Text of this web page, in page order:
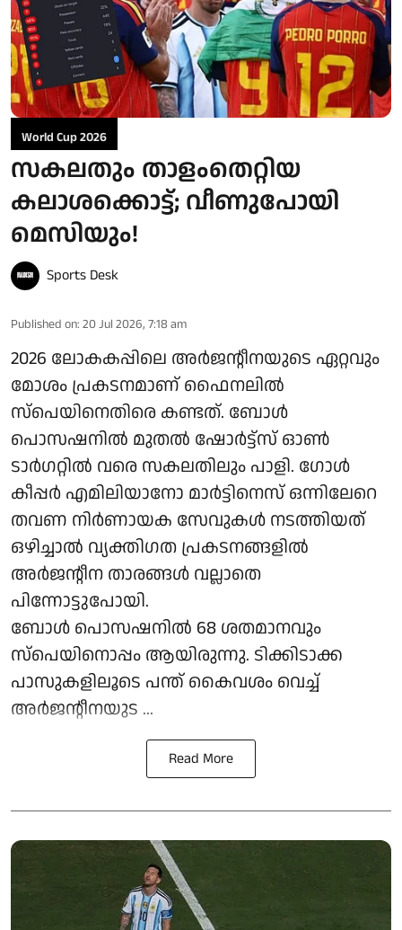
World Cup 2026
സകലതും താളംതെറ്റിയ
കലാശക്കൊട്ട്; വീണുപോയി
മെസിയും!
Sports Desk
Published on: 20 Jul 2026, 7:18 am
2026 ലോകകപ്പിലെ അർജന്റീനയുടെ ഏറ്റവും
മോശം പ്രകടനമാണ് ഫൈനലിൽ
സ്‌പെയിനെതിരെ കണ്ടത്. ബോൾ
പൊസഷനിൽ മുതൽ ഷോർട്ട്‌സ് ഓൺ
ടാർഗറ്റിൽ വരെ സകലതിലും പാളി. ഗോൾ
കീപ്പർ എമിലിയാനോ മാർട്ടിനെസ് ഒന്നിലേറെ
തവണ നിർണായക സേവുകൾ നടത്തിയത്
ഒഴിച്ചാൽ വ്യക്തിഗത പ്രകടനങ്ങളിൽ
അർജന്റീന താരങ്ങൾ വല്ലാതെ
പിന്നോട്ടുപോയി.
ബോൾ പൊസഷനിൽ 68 ശതമാനവും
സ്‌പെയിനൊപ്പം ആയിരുന്നു. ടിക്കിടാക്ക
പാസുകളിലൂടെ പന്ത് കൈവശം വെച്ച്
അർജന്റീനയുട ...
Read More